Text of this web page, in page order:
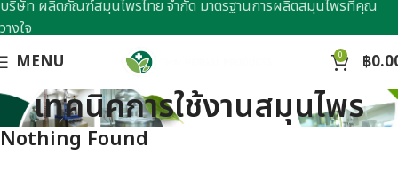
MENU 0 ฿
เทคนิคการใช้งานสมุนไพร
Nothing Found
บริษัท ผลิตภัณฑ์สมุนไพรไทย จำกัด มาตรฐานการผลิตสมุนไพรที่คุณ
วางใจ